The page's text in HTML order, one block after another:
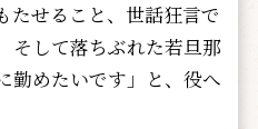
たせること、世話狂言で
そして落ちぶれた若旦那
勤めたいです」と、役へ